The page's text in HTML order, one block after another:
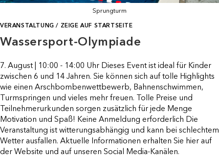
Sprungturm
VERANSTALTUNG/ ZEIGE AUF STARTSEITE
Wassersport-Olympiade
7. August | 10:00 - 14:00 Uhr Dieses Event ist ideal für Kinder
zwischen 6 und 14 Jahren. Sie können sich auf tolle Highlights
wie einen Arschbombenwettbewerb, Bahnenschwimmen,
Turmspringen und vieles mehr freuen. Tolle Preise und
Teilnehmerurkunden sorgen zusätzlich für jede Menge
Motivation und Spaß! Keine Anmeldung erforderlich Die
Veranstaltung ist witterungsabhängig und kann bei schlechtem
Wetter ausfallen. Aktuelle Informationen erhalten Sie hier auf
der Website und auf unseren Social Media-Kanälen.